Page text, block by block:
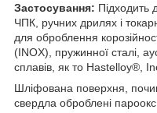
Застосування: Підходить
ЧПК, ручних дрилях і
для оброблення
(INOX), пружинної сталі,
сплавів, як то Hastelloy®,
Шліфована поверхня,
свердла оброблені